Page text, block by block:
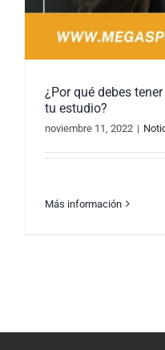
¿Por qué debes
tu estudio?
noviembre 11, 2022 |
Más información